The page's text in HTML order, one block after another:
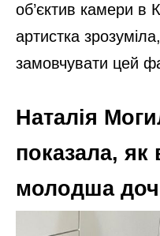
об’єктив камери в
артистка
замовчувати цей
Наталія
показала, як
молодша